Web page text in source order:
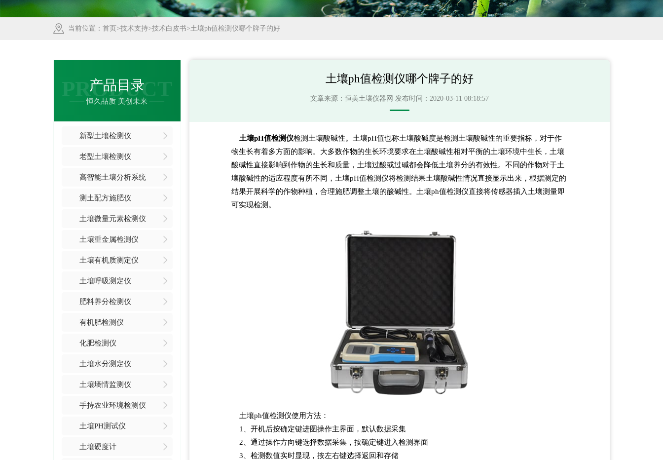
当前位置： 首页 >技术支持>技术白皮书>土壤ph值检测仪哪个牌子的好
产品目录
PRODUCT
—— 恒久品质 美创未来 ——
新型土壤检测仪
老型土壤检测仪
高智能土壤分析系统
测土配方施肥仪
土壤微量元素检测仪
土壤重金属检测仪
土壤有机质测定仪
土壤呼吸测定仪
肥料养分检测仪
有机肥检测仪
化肥检测仪
土壤水分测定仪
土壤墒情监测仪
手持农业环境检测仪
土壤PH测试仪
土壤硬度计
土壤ph值检测仪哪个牌子的好
文章来源：恒美土壤仪器网 发布时间：2020-03-11 08:18:57
土壤pH值检测仪检测土壤酸碱性。土壤pH值也称土壤酸碱度是检测土壤酸碱性的重要指标，对于作
物生长有着多方面的影响。大多数作物的生长环境要求在土壤酸碱性相对平衡的土壤环境中生长，土壤
酸碱性直接影响到作物的生长和质量，土壤过酸或过碱都会降低土壤养分的有效性。不同的作物对于土
壤酸碱性的适应程度有所不同，土壤pH值检测仪将检测结果土壤酸碱性情况直接显示出来，根据测定的
结果开展科学的作物种植，合理施肥调整土壤的酸碱性。土壤ph值检测仪直接将传感器插入土壤测量即
可实现检测。
土壤ph值检测仪使用方法：
1、开机后按确定键进图操作主界面，默认数据采集
2、通过操作方向键选择数据采集，按确定键进入检测界面
3、检测数值实时显现，按左右键选择返回和存储